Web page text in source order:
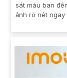
sát màu ban
ảnh rõ nét